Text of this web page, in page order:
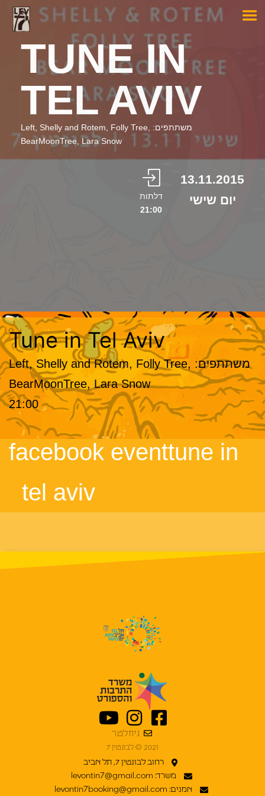
TUNE IN
TEL AVIV
משתתפים: Left, Shelly and Rotem, Folly Tree,
BearMoonTree, Lara Snow
13.11.2015
יום שישי
דלתות
21:00
Tune in Tel Aviv
משתתפים: Left, Shelly and Rotem, Folly Tree,
BearMoonTree, Lara Snow
21:00
facebook eventtune in
tel aviv
רחוב לבונטין 7, תל אביב
משרד: levontin7@gmail.com
אמנים: levontin7booking@gmail.com
ניוזלטר
2021 © לבונטין 7